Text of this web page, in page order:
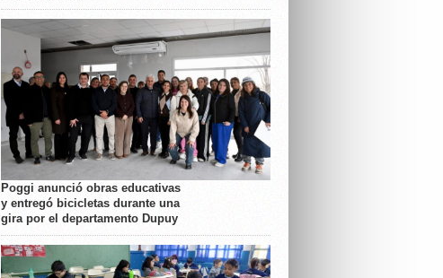
Poggi anunció obras educativas
y entregó bicicletas durante una
gira por el departamento Dupuy